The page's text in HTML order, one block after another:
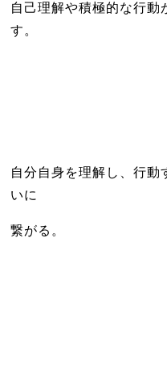
自己理解や積極的な行
す。
自分自身を理解し、行動
いに
繋がる。